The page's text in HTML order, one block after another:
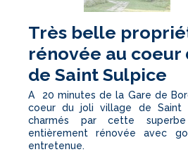
Très belle
rénovée au coeur
de Saint Sulpice
A 20 minutes de la Gare de
coeur du joli village de Saint
charmés par cette
entièrement rénovée avec
entretenue.